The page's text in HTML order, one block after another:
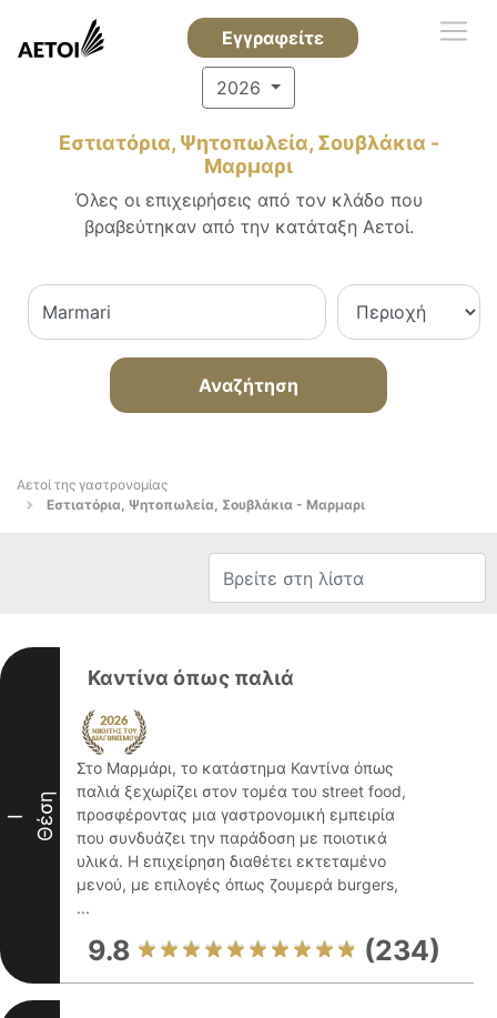
Εγγραφείτε
2026
Εστιατόρια, Ψητοπωλεία, Σουβλάκια -
Μαρμαρι
Όλες οι επιχειρήσεις από τον κλάδο που
βραβεύτηκαν από την κατάταξη Αετοί.
Αναζήτηση
Αετοί της γαστρονομίας
Εστιατόρια, Ψητοπωλεία, Σουβλάκια - Μαρμαρι
I Θέση
Καντίνα όπως παλιά
Στο Μαρμάρι, το κατάστημα Καντίνα όπως
παλιά ξεχωρίζει στον τομέα του street food,
προσφέροντας μια γαστρονομική εμπειρία
που συνδυάζει την παράδοση με ποιοτικά
υλικά. Η επιχείρηση διαθέτει εκτεταμένο
μενού, με επιλογές όπως ζουμερά burgers,
...
9.8 (234)